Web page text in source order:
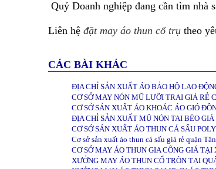
Quý Doanh nghiệp đang cần tìm nhà
Liên hệ đặt may áo thun cổ trụ theo
CÁC BÀI KHÁC
ĐỊA CHỈ SẢN XUẤT ÁO BẢO HỘ LAO
CƠ SỞ MAY NÓN MŨ LƯỠI TRAI GIÁ RẺ
CƠ SỞ SẢN XUẤT ÁO KHOÁC ÁO GIÓ
ĐỊA CHỈ SẢN XUẤT MŨ NÓN TAI BÈO GIÁ
CƠ SỞ SẢN XUẤT ÁO THUN CÁ SẤU
Cơ sở sản xuất áo thun cá sấu giá rẻ quận
CƠ SỞ MAY ÁO THUN GIA CÔNG GIÁ
XƯỞNG MAY ÁO THUN CỔ TRÒN TẠI